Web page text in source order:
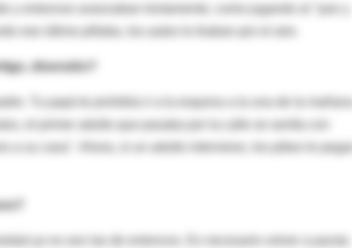
y entonces avanzaban lentamente, como jugando al "pan y
diversión?
Tu papá te prohibía ir a la esquina a la una de la
el primer adulto que pasaba por la calle se sentía con
a su casa". Ahora, si un adulto interviene, los pibes le